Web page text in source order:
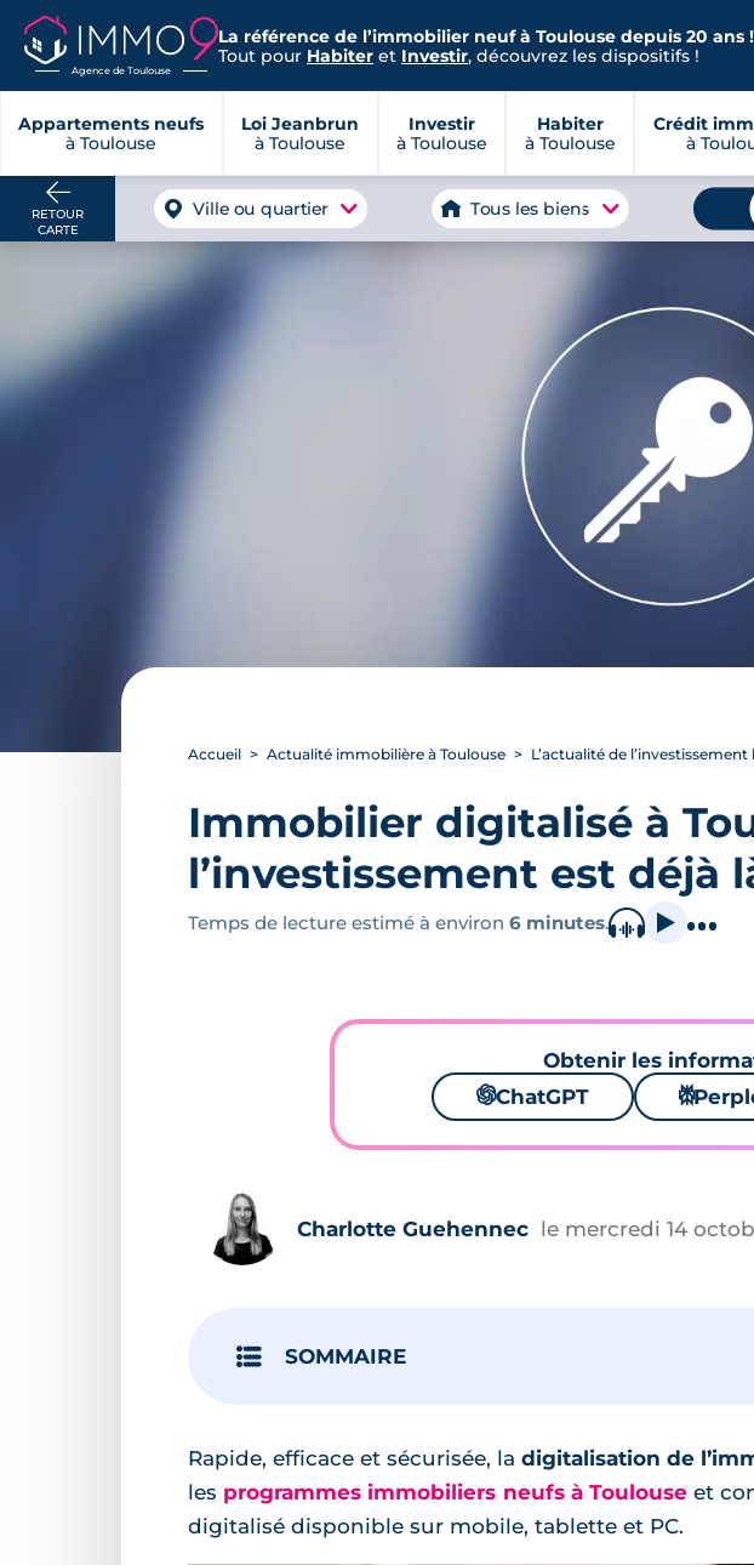
Agence de Toulouse
La référence de l’immobilier neuf à Toulouse depuis 20 ans !
Tout pour Habiter et Investir, découvrez les dispositifs !
Appartements neufs
à Toulouse
Loi Jeanbrun
à Toulouse
Investir
à Toulouse
Habiter
à Toulouse
Crédit
à
RETOUR
CARTE
Ville ou quartier Tous les biens
Accueil Actualité immobilière à Toulouse L’actualité de
Immobilier digitalisé à
l’investissement est déjà
Temps de lecture estimé à environ 6 minutes.
Obtenir les
🌌ChatGPT ⚙
Charlotte Guehennec le mercredi 14
SOMMAIRE
Rapide, efficace et sécurisée, ladigitalisation de
les programmes immobiliers neufs à Toulouseet
digitalisé disponible sur mobile, tablette et PC.